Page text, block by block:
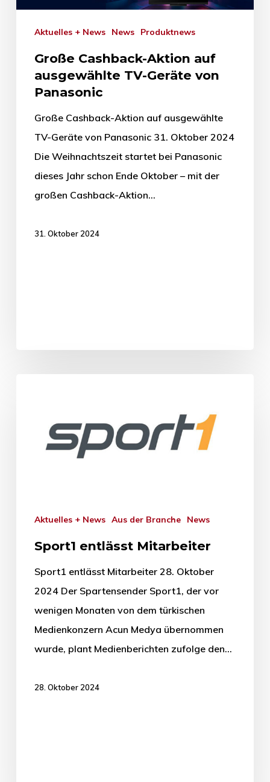
Aktuelles + News News Produktnews
Große Cashback-Aktion auf
ausgewählte TV-Geräte von
Panasonic
Große Cashback-Aktion auf ausgewählte
TV-Geräte von Panasonic 31. Oktober 2024
Die Weihnachtszeit startet bei Panasonic
dieses Jahr schon Ende Oktober – mit der
großen Cashback-Aktion…
31. Oktober 2024
Aktuelles + News Aus der Branche News
Sport1 entlässt Mitarbeiter
Sport1 entlässt Mitarbeiter 28. Oktober
2024 Der Spartensender Sport1, der vor
wenigen Monaten von dem türkischen
Medienkonzern Acun Medya übernommen
wurde, plant Medienberichten zufolge den…
28. Oktober 2024